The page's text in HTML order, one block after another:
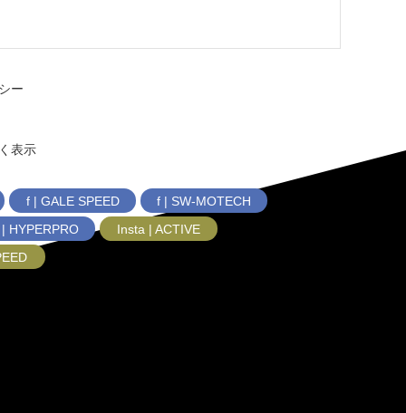
ー
表示
f | GALE SPEED
f | SW-MOTECH
HYPERPRO
Insta | ACTIVE